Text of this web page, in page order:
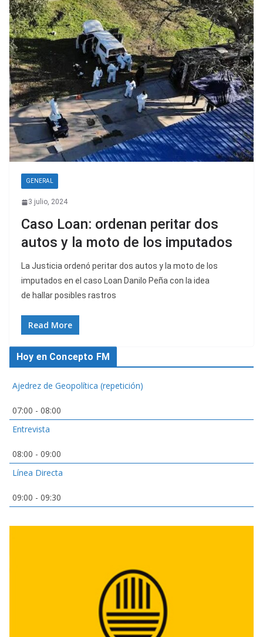
GENERAL
3 julio, 2024
Caso Loan: ordenan peritar dos
autos y la moto de los imputados
La Justicia ordenó peritar dos autos y la moto de los
imputados en el caso Loan Danilo Peña con la idea
de hallar posibles rastros
Read More
Hoy en Concepto FM
Ajedrez de Geopolítica (repetición)
07:00 - 08:00
Entrevista
08:00 - 09:00
Línea Directa
09:00 - 09:30